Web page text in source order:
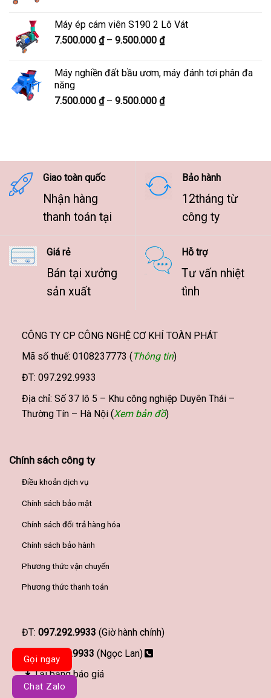
8.300.000 ₫
Máy ép cám viên S190 2 Lô Vát
7.500.000 ₫ – 9.500.000 ₫Khoảng
7.500.000 ₫
9.500.000 ₫
Máy nghiền đất bầu ươm, máy đánh tơi phân đa
năng
7.500.000 ₫ – 9.500.000 ₫Khoảng
9.500.000 ₫
Giao toàn quốc
Nhận hàng
thanh toán tại
Bảo hành
12tháng từ
công ty
Giá rẻ
Bán tại xưởng
sản xuất
Hỗ trợ
Tư vấn nhiệt
tình
CÔNG TY CP CÔNG NGHỆ CƠ KHÍ TOÀN PHÁT
Mã số thuế: 0108237773 ( Thông tin)
ĐT: 097.292.9933
Địa chỉ: Số 37 lô 5 – Khu công nghiệp Duyên Thái –
Thường Tín – Hà Nội (Xem bản đồ)
Chính sách công ty
Điều khoản dịch vụ
Chính sách bảo mật
Chính sách đổi trả hàng hóa
Chính sách bảo hành
Phương thức vận chuyển
Phương thức thanh toán
ĐT: 097.292.9933 (Giờ hành chính)
097.292.9933 (Ngọc Lan)
Tải bảng báo giá
Gọi ngay
Chat Zalo